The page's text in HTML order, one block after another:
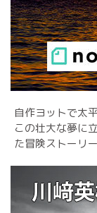
自作ヨットで太
この壮大な夢に
た冒険ストーリー